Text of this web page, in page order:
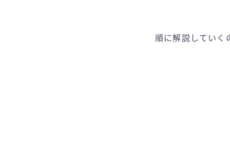
順に解説していく